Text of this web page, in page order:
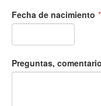
Fecha de nacimiento *
Preguntas,